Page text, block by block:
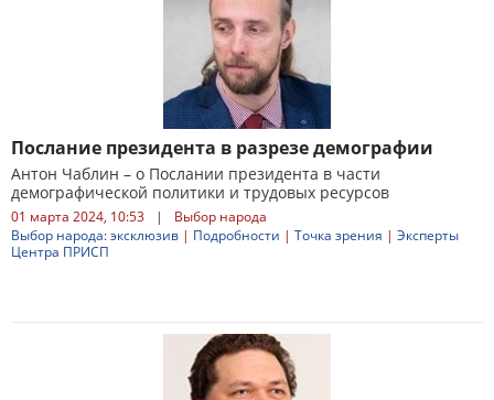
Послание президента в разрезе демографии
Антон Чаблин – о Послании президента в части
демографической политики и трудовых ресурсов
01 марта 2024, 10:53 |
Выбор народа
Выбор народа: эксклюзив | Подробности | Точка зрения | Эксперты
Центра ПРИСП